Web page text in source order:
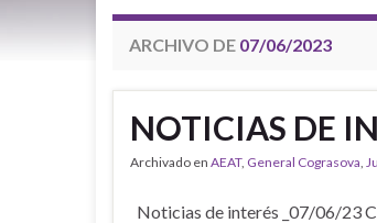
ARCHIVO DE 07/06/2023
NOTICIAS DE
Archivado en AEAT, General Cograsova,
Noticias de interés _07/06/23